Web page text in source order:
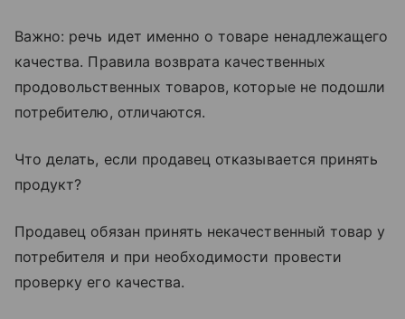
Важно: речь идет именно о товаре ненадлежащего
качества. Правила возврата качественных
продовольственных товаров, которые не подошли
потребителю, отличаются.
Что делать, если продавец отказывается принять
продукт?
Продавец обязан принять некачественный товар у
потребителя и при необходимости провести
проверку его качества.